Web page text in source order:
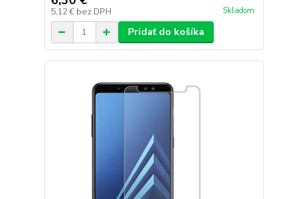
5,12 € bez DPH Skladom
Pridať do košíka